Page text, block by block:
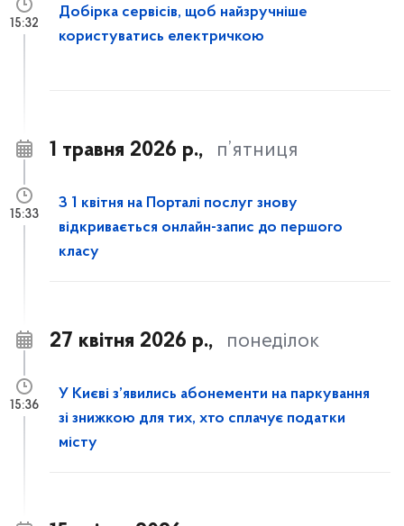
Добірка сервісів, щоб найзручніше
користуватись електричкою
15:32
1 травня 2026 р., п’ятниця
З 1 квітня на Порталі послуг знову
відкривається онлайн-запис до першого
класу
15:33
27 квітня 2026 р., понеділок
У Києві з’явились абонементи на паркування
зі знижкою для тих, хто сплачує податки
місту
15:36